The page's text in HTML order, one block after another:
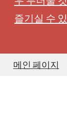
즐기실 수
메인 페이지